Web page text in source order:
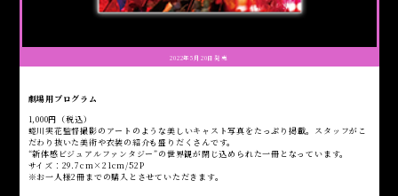
2022年5月20日発売
劇場用プログラム
1,000円（税込）
蜷川実花監督撮影のアートのような美しいキャスト写真をたっぷり掲載。スタッフがこ
だわり抜いた美術や衣装の紹介も盛りだくさんです。
“新体感ビジュアルファンタジー”の世界観が閉じ込められた一冊となっています。
サイズ：29.7cm×21cm/52P
※お一人様2冊までの購入とさせていただきます。